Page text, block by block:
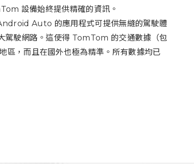
設備始終提供精確的資訊。
Auto 的應用程式可提供無縫的駕駛體
駕駛網路。這使得 TomTom 的交通數據（包
區，而且在國外也極為精準。所有數據均已